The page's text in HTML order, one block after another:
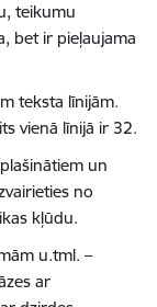
teikumu
bet ir pieļaujama
teksta līnijām.
vienā līnijā ir 32.
un
no
kļūdu.
u.tml. –
ar